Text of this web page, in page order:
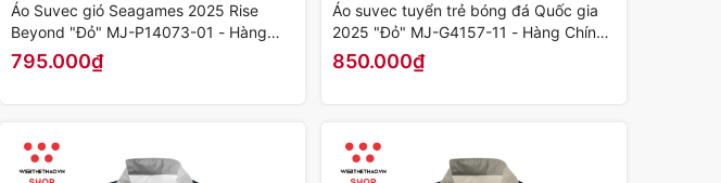
Áo Suvec gió Seagames 2025 Rise
Beyond "Đỏ" MJ-P14073-01 - Hàng
Chính Hãng
795.000₫
Áo suvec tuyển trẻ bóng đá Quốc gia
2025 "Đỏ" MJ-G4157-11 - Hàng Chính
Hãng
850.000₫